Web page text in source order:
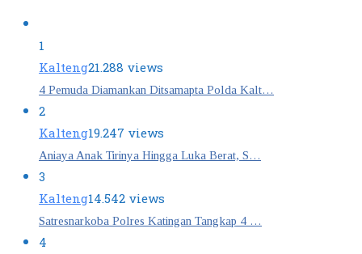
1
Kalteng21.288 views
4 Pemuda Diamankan Ditsamapta Polda Kalt…
2
Kalteng19.247 views
Aniaya Anak Tirinya Hingga Luka Berat, S…
3
Kalteng14.542 views
Satresnarkoba Polres Katingan Tangkap 4 …
4